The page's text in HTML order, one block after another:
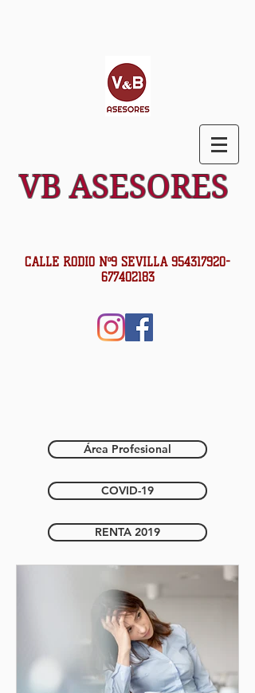
VB ASESORES
CALLE RODIO Nº9 SEVILLA 954317920-
677402183
Área Profesional
COVID-19
RENTA 2019